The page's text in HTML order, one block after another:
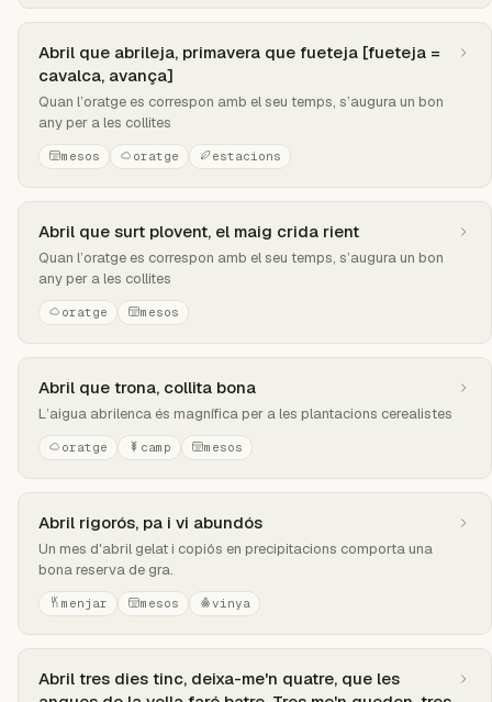
Abril que abrileja, primavera que fueteja [fueteja =
cavalca, avança]
Quan l’oratge es correspon amb el seu temps, s’augura un bon
any per a les collites
mesos oratge estacions
Abril que surt plovent, el maig crida rient
Quan l’oratge es correspon amb el seu temps, s’augura un bon
any per a les collites
oratge mesos
Abril que trona, collita bona
L’aigua abrilenca és magnífica per a les plantacions cerealistes
oratge camp mesos
Abril rigorós, pa i vi abundós
Un mes d'abril gelat i copiós en precipitacions comporta una
bona reserva de gra.
menjar mesos vinya
Abril tres dies tinc, deixa-me'n quatre, que les